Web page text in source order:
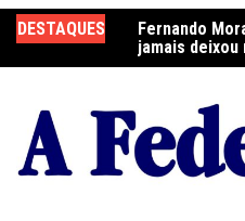
para
o
DESTAQUES
Fernando
jamais deixou
Curso Oração